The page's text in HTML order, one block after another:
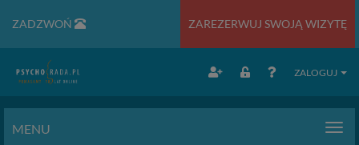
ZADZWOŃ ZAREZERWUJ SWOJĄ WIZYTĘ
ZALOGUJ
MENU